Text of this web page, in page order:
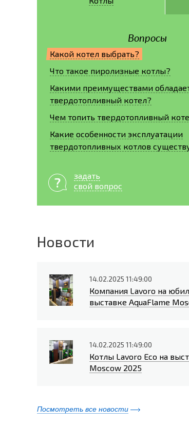
Вопросы
Какой котел выбрать?
Что такое пиролизные котлы?
Какими преимуществами
твердотопливный котел?
Чем топить твердотопливный
Какие особенности эксплуатации
твердотопливных котлов
задать
свой вопрос
Новости
14.02.2025 11:49:00
Компания Lavoro на
выставке AquaFlame
14.02.2025 11:49:00
Котлы Lavoro Eco на
Moscow 2025
Посмотреть все новости